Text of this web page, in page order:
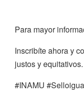
Para mayor
Inscribíte ahora y
justos y
#INAMU